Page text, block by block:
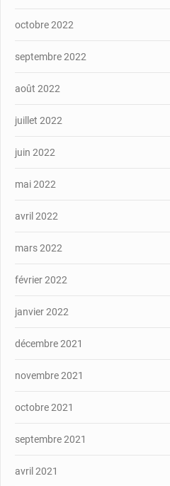
octobre 2022
septembre 2022
août 2022
juillet 2022
juin 2022
mai 2022
avril 2022
mars 2022
février 2022
janvier 2022
décembre 2021
novembre 2021
octobre 2021
septembre 2021
avril 2021